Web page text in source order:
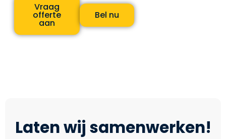
Vraag
offerte
aan
Bel nu
Laten wij samenwerken!